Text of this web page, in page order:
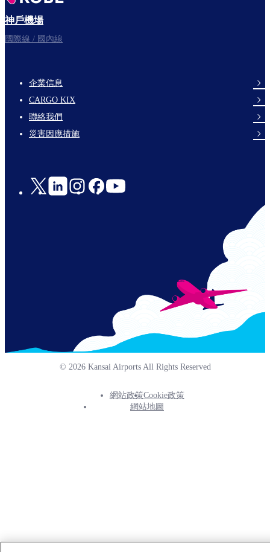
神戶機場
國際線 / 國內線
footer-
links-
en-
企業信息
CARGO KIX
聯絡我們
災害因應措施
Social
© 2026 Kansai Airports All Rights Reserved
Footer
網站政策Cookie政策
網站地圖